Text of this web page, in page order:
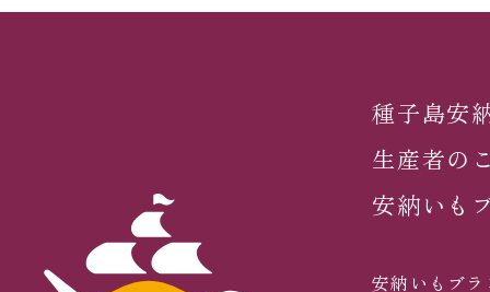
種子島安
生産者の
安納いも
安納いもブ